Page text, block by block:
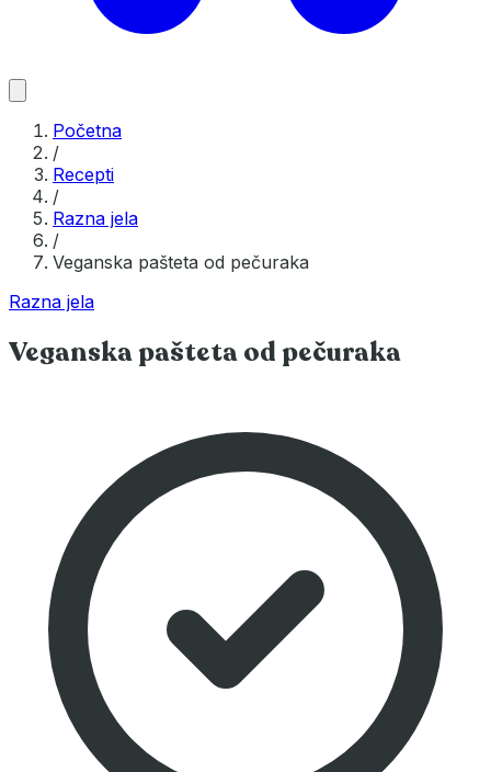
Početna
/
Recepti
/
Razna jela
/
Veganska pašteta od pečuraka
Razna jela
Veganska pašteta od pečuraka